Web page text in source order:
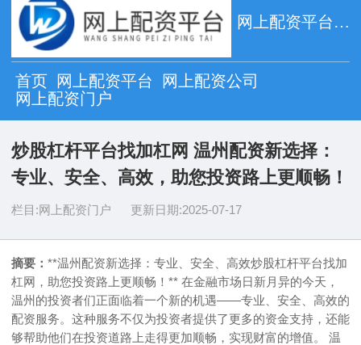
网上配资平台_网上配资公司_网上配资门户
首页 网上配资平台
网上配资公司
网上配资门户
炒股杠杆平台找加杠网 温州配资新选择：
专业、安全、高效，助您投资路上更顺畅！
栏目:网上配资门户 更新日期:2025-07-17
摘要： **温州配资新选择：专业、安全、高效炒股杠杆平台找加
杠网，助您投资路上更顺畅！** 在金融市场日新月异的今天，
温州的投资者们正面临着一个新的机遇——专业、安全、高效的
配资服务。这种服务不仅为投资者提供了更多的资金支持，还能
够帮助他们在投资道路上走得更加顺畅，实现财富的增值。 温